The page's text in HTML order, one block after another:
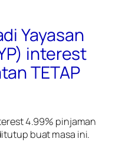
Yayasan
interest
TETAP
4.99% pinjaman
buat masa ini.